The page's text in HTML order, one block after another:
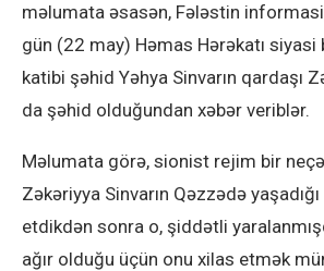
məlumata əsasən, Fələstin
gün (22 may) Həmas Hərəkatı siyasi
katibi şəhid Yəhya Sinvarın qardaşı
da şəhid olduğundan xəbər veriblər.
Məlumata görə, sionist rejim bir
Zəkəriyya Sinvarın Qəzzədə
etdikdən sonra o, şiddətli
ağır olduğu üçün onu xilas etmək